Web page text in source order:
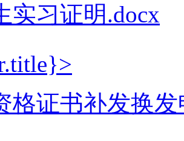
实习证明.docx
格证书补发换